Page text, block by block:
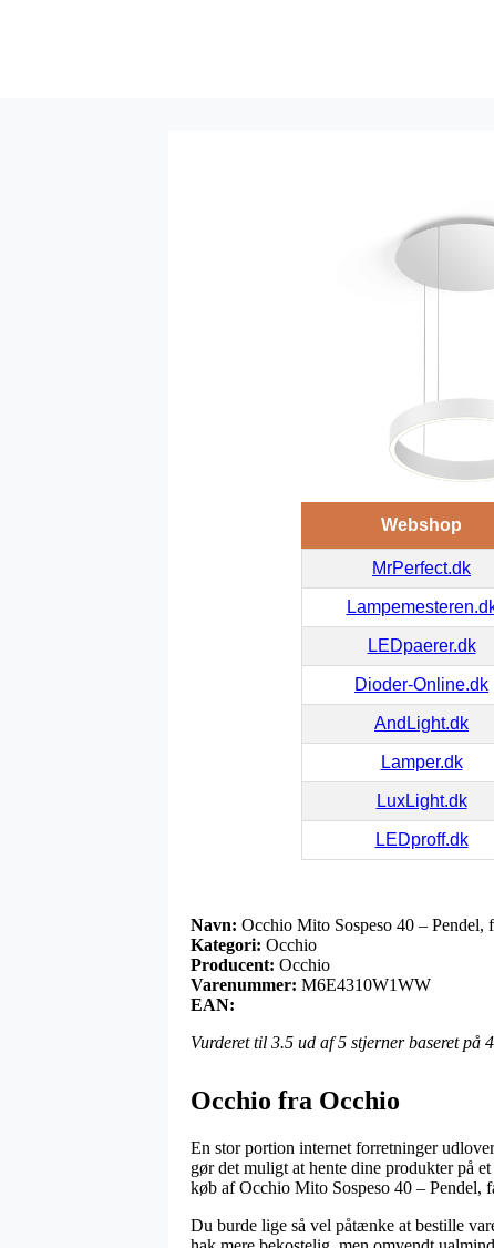
Webshop
MrPerfect.dk
LEDpaerer.dk
Dioder-Online.dk
AndLight.dk
Lamper.dk
LuxLight.dk
LEDproff.dk
Navn: Occhio Mito Sospeso 40 – Pendel,
Kategori: Occhio
Producent: Occhio
Varenummer: M6E4310W1WW
EAN:
Vurderet til 3.5 ud af 5 stjerner baseret på
Occhio fra Occhio
En stor portion internet forretninger
gør det muligt at hente dine produkter på
køb af Occhio Mito Sospeso 40 – Pendel,
Du burde lige så vel påtænke at bestille